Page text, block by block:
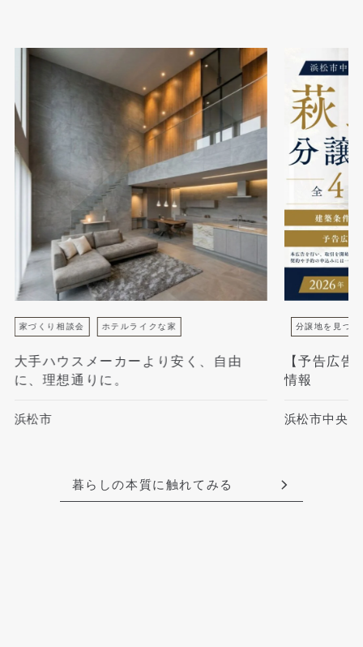
家づくり相談会 ホテルライクな家
大手ハウスメーカーより安く、自由
に、理想通りに。
浜松市
分譲地を見つけ
【予告広
情報
浜松市中央
暮らしの本質に触れてみる